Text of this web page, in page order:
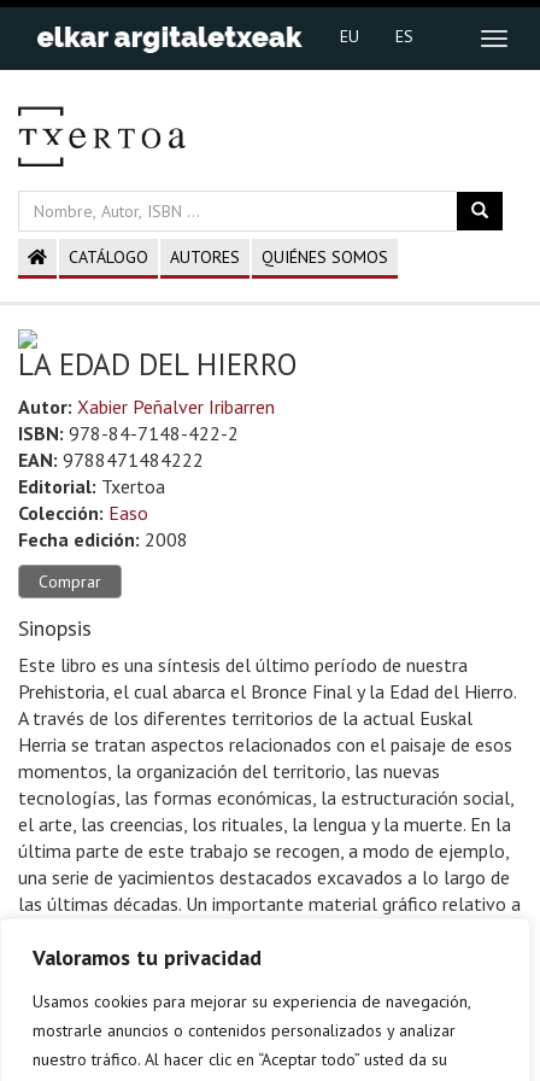
Valoramos tu privacidad
Usamos cookies para mejorar su experiencia de navegación,
mostrarle anuncios o contenidos personalizados y analizar
nuestro tráfico. Al hacer clic en “Aceptar todo” usted da su
EU ES
CATÁLOGO AUTORES QUIÉNES SOMOS
LA EDAD DEL HIERRO
Autor: Xabier Peñalver Iribarren
ISBN: 978-84-7148-422-2
EAN: 9788471484222
Editorial: Txertoa
Colección: Easo
Fecha edición: 2008
Comprar
Sinopsis
Este libro es una síntesis del último período de nuestra
Prehistoria, el cual abarca el Bronce Final y la Edad del Hierro.
A través de los diferentes territorios de la actual Euskal
Herria se tratan aspectos relacionados con el paisaje de esos
momentos, la organización del territorio, las nuevas
tecnologías, las formas económicas, la estructuración social,
el arte, las creencias, los rituales, la lengua y la muerte. En la
última parte de este trabajo se recogen, a modo de ejemplo,
una serie de yacimientos destacados excavados a lo largo de
las últimas décadas. Un importante material gráfico relativo a
páginas, completa esta publicación.